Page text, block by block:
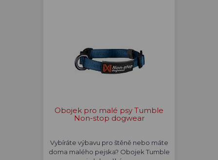
Obojek pro malé psy Tumble
Non-stop dogwear
Vybíráte výbavu pro štěně nebo máte
doma malého pejska? Obojek Tumble